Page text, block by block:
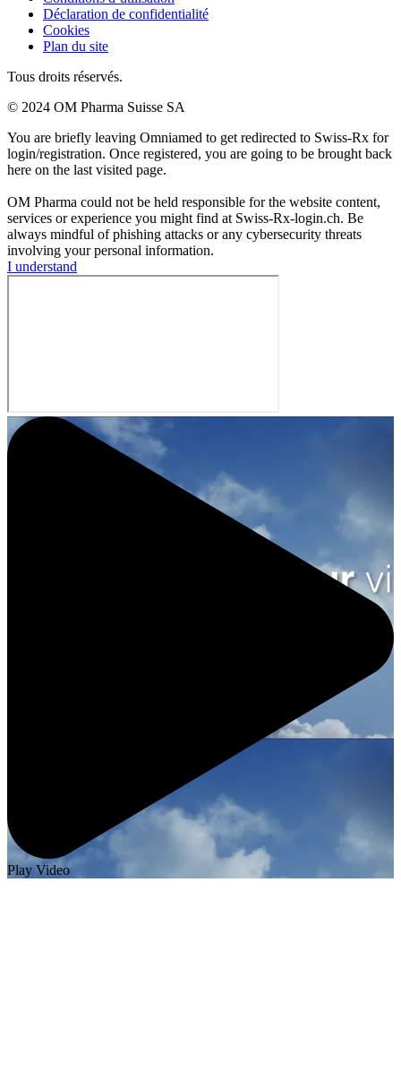
Déclaration de confidentialité
Cookies
Plan du site
Tous droits réservés.
© 2024 OM Pharma Suisse SA
You are briefly leaving Omniamed to get redirected to Swiss-Rx for
login/registration. Once registered, you are going to be brought back
here on the last visited page.
OM Pharma could not be held responsible for the website content,
services or experience you might find at Swiss-Rx-login.ch. Be
always mindful of phishing attacks or any cybersecurity threats
involving your personal information.
I understand
Play Video